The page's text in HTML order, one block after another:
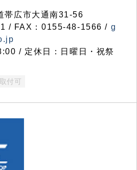
広市大通南31-56
/ FAX：0155-48-1566 / g
/ 定休日：日曜日・祝祭
付可